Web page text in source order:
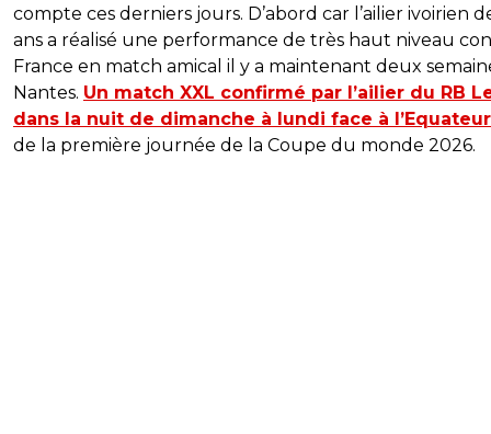
compte ces derniers jours. D’abord car l’ailier ivoirien
ans a réalisé une performance de très haut niveau
France en match amical il y a maintenant deux
Nantes. Un match XXL confirmé par l’ailier du RB
dans la nuit de dimanche à lundi face à l’Equateur
de la première journée de la Coupe du monde 2026.